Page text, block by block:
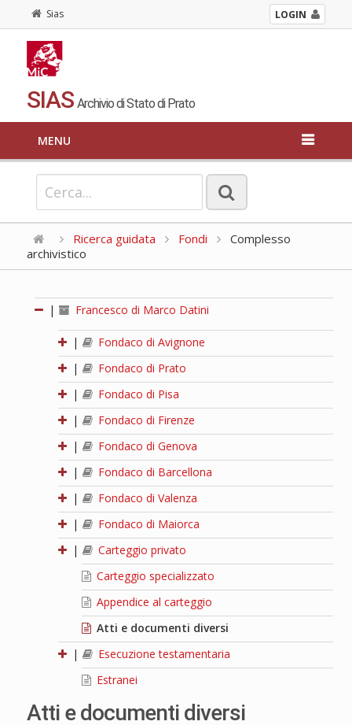
Sias LOGIN
SIAS Archivio di Stato di Prato
MENU
Ricerca guidata Fondi
Complesso
archivistico
| Francesco di Marco Datini
|
Fondaco di Avignone
|
Fondaco di Prato
|
Fondaco di Pisa
|
Fondaco di Firenze
|
Fondaco di Genova
|
Fondaco di Barcellona
|
Fondaco di Valenza
|
Fondaco di Maiorca
|
Carteggio privato
Carteggio specializzato
Appendice al carteggio
Atti e documenti diversi
|
Esecuzione testamentaria
Estranei
Atti e documenti diversi